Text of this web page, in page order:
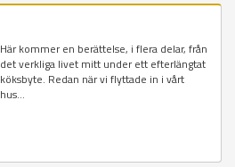
Här kommer en berättelse, i flera delar, från
det verkliga livet mitt under ett efterlängtat
köksbyte. Redan när vi flyttade in i vårt
hus...